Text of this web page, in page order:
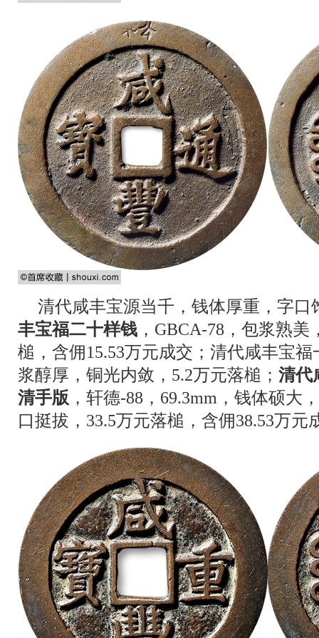
清代咸丰宝源当千，钱体厚重，字口
丰宝福二十样钱 ，GBCA-78，包浆熟
槌，含佣15.53万元成交；清代咸丰宝
浆醇厚，铜光内敛，5.2万元落槌； 清代
清手版 ，轩德-88，69.3mm，钱体硕大
口挺拔，33.5万元落槌，含佣38.53万元